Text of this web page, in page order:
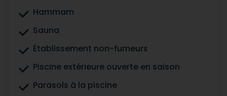
Hammam
Sauna
Établissement non-fumeurs
Piscine extérieure ouverte en saison
Parasols à la piscine